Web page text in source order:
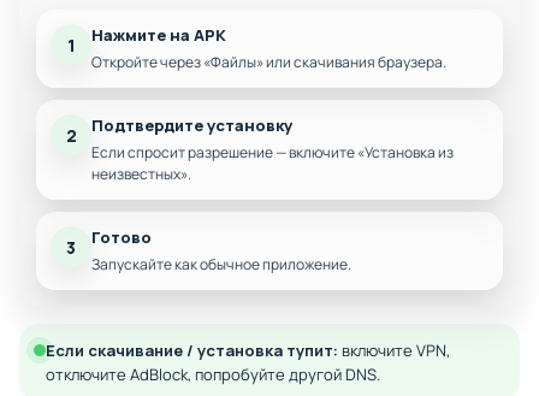
1 Нажмите на APK
Откройте через «Файлы» или скачивания браузера.
2 Подтвердите установку
Если спросит разрешение — включите «Установка из
неизвестных».
3 Готово
Запускайте как обычное приложение.
Если скачивание / установка тупит: включите VPN,
отключите AdBlock, попробуйте другой DNS.